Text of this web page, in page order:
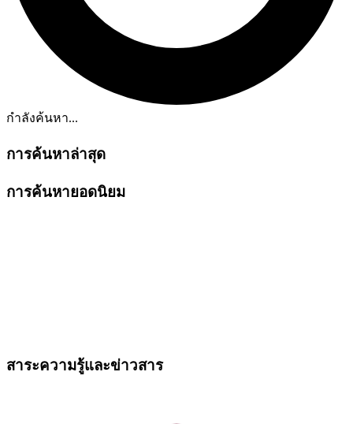
กำลังค้นหา...
การค้นหาล่าสุด
การค้นหายอดนิยม
สาระความรู้และข่าวสาร